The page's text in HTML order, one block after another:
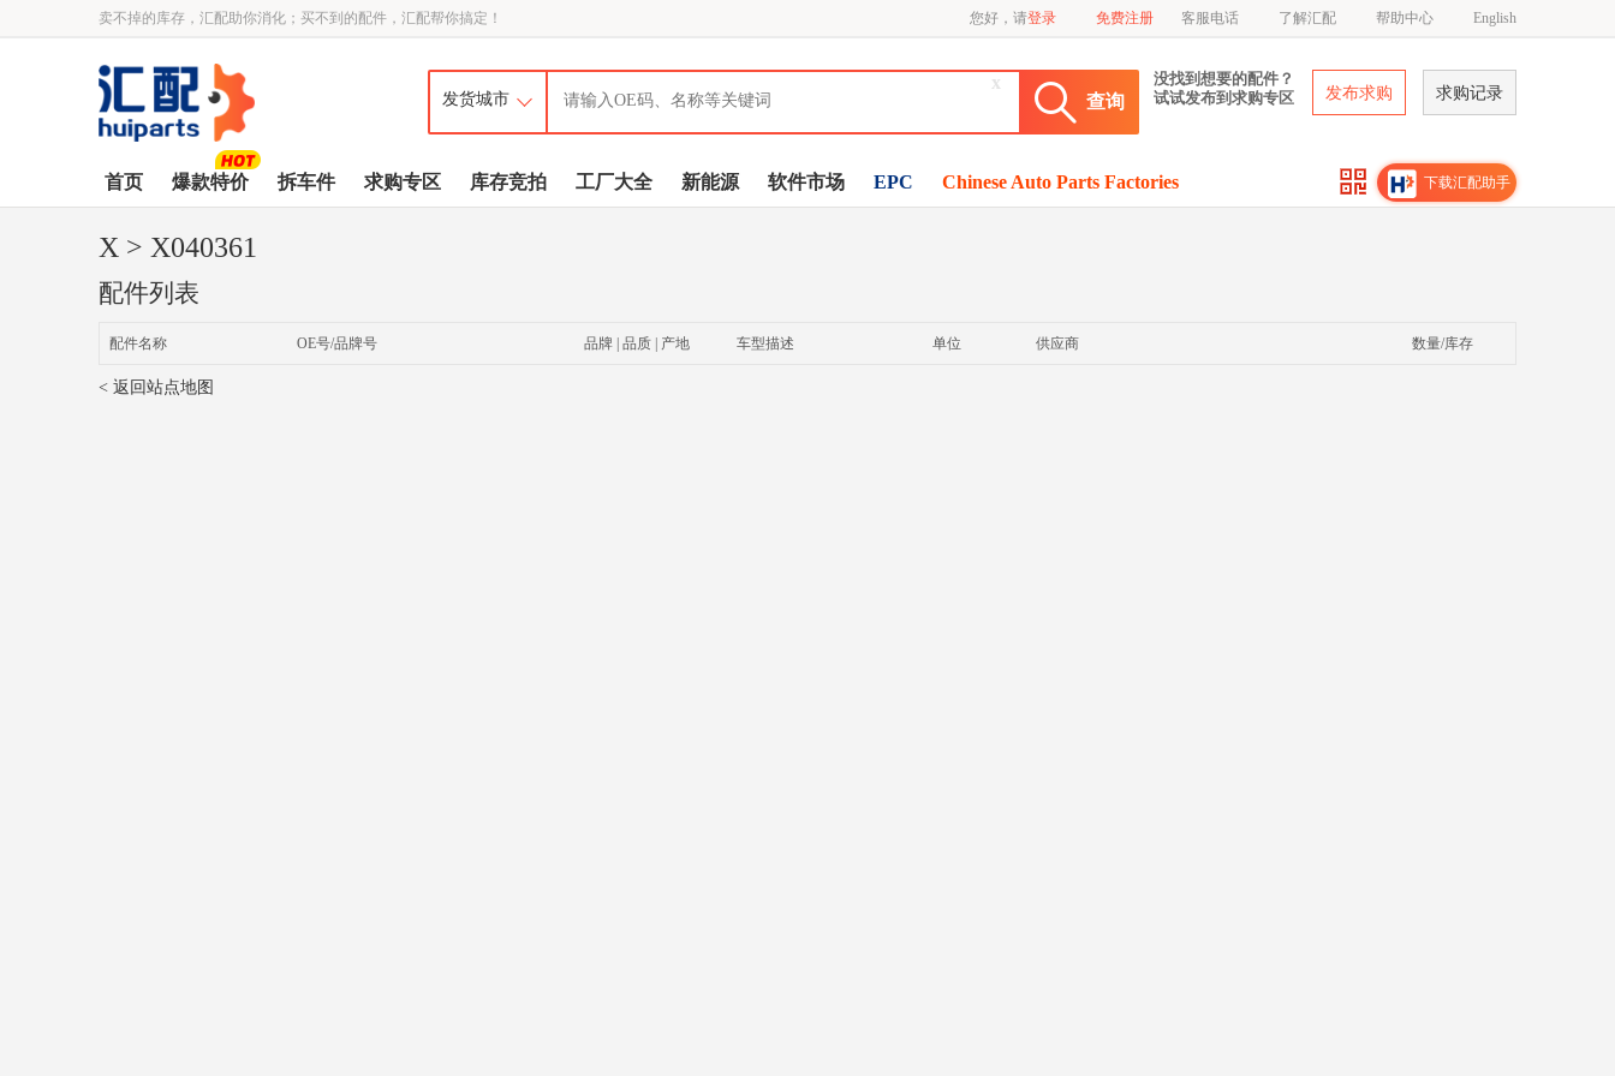
卖不掉的库存，汇配助你消化；买不到的配件，汇配帮你搞定！ 您好，请登录 免费注册 客服电话 了解汇配 帮助中心 English
查询
x
没找到想要的配件？
试试发布到求购专区
发布求购 求购记录
首页 爆款特价 拆车件 求购专区 库存竞拍 工厂大全 新能源 软件市场 EPC Chinese Auto Parts Factories 下载汇配助手
X > X040361
配件列表
配件名称 OE号/品牌号 品牌 | 品质 | 产地 车型描述 单位 供应商 数量/库存
< 返回站点地图